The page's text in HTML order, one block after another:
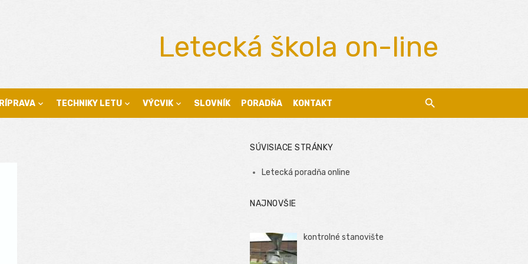
Letecká škola on-line
TECHNIKY LETU VÝCVIK SLOVNÍK PORADŇA KONTAKT
SÚVISIACE STRÁNKY
Letecká poradňa online
NAJNOVŠIE
kontrolné stanovište